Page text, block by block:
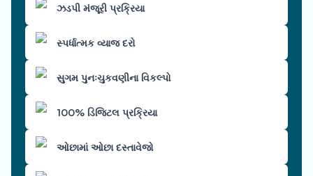
ઝડપી મંજૂરી પ્રક્રિયા
સ્પર્ધાત્મક વ્યાજ દરો
સુગમ પુનઃચુકવણીના વિકલ્પો
100% ડિજિટલ પ્રક્રિયા
ઓછામાં ઓછા દસ્તાવેજો